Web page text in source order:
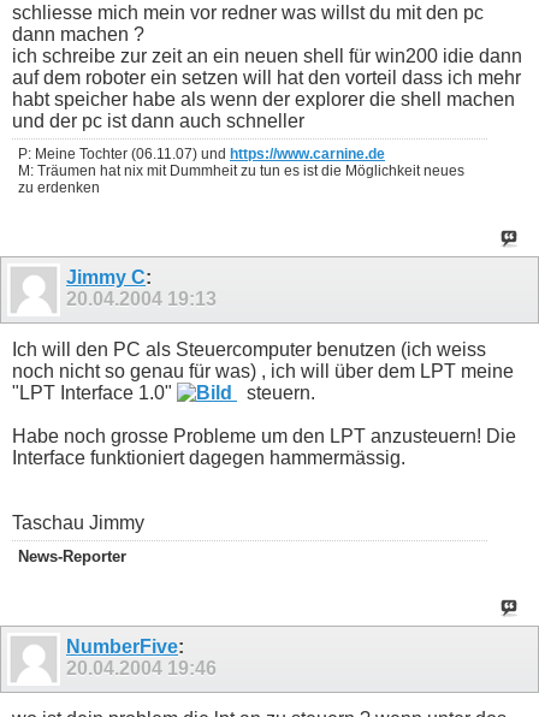
schliesse mich mein vor redner was willst du mit den pc
dann machen ?
ich schreibe zur zeit an ein neuen shell für win200 idie dann
auf dem roboter ein setzen will hat den vorteil dass ich mehr
habt speicher habe als wenn der explorer die shell machen
und der pc ist dann auch schneller
P: Meine Tochter (06.11.07) und https://www.carnine.de
M: Träumen hat nix mit Dummheit zu tun es ist die Möglichkeit neues
zu erdenken
Jimmy C:
20.04.2004 19:13
Ich will den PC als Steuercomputer benutzen (ich weiss
noch nicht so genau für was) , ich will über dem LPT meine
"LPT Interface 1.0"
steuern.
Habe noch grosse Probleme um den LPT anzusteuern! Die
Interface funktioniert dagegen hammermässig.
Taschau Jimmy
News-Reporter
NumberFive:
20.04.2004 19:46